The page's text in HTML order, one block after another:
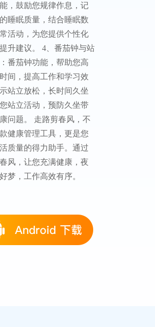
，鼓励您规律作息，记
睡眠质量，结合睡眠数
活动，为您提供个性化
升建议。 4、番茄钟与站
番茄钟功能，帮助您高
间，提高工作和学习效
站立放松，长时间久坐
站立活动，预防久坐带
问题。 走路剪春风，不
健康管理工具，更是您
质量的得力助手。通过
风，让您充满健康，夜
梦，工作高效有序。